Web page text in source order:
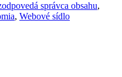
správca obsahu,
, Webové sídlo